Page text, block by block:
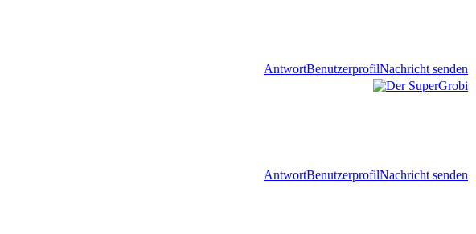
AntwortBenutzerprofilNachricht senden
AntwortBenutzerprofilNachricht senden